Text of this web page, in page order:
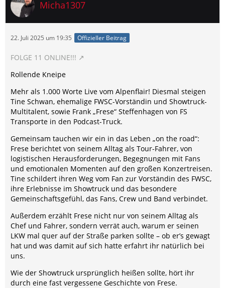
Micha1307
22. Juli 2025 um 19:35 Offizieller Beitrag
FOLGE 11 ONLINE!!!
Rollende Kneipe
Mehr als 1.000 Worte Live vom Alpenflair! Diesmal steigen
Tine Schwan, ehemalige FWSC-Vorständin und Showtruck-
Multitalent, sowie Frank „Frese“ Steffenhagen von FS
Transporte in den Podcast-Truck.
Gemeinsam tauchen wir ein in das Leben „on the road“:
Frese berichtet von seinem Alltag als Tour-Fahrer, von
logistischen Herausforderungen, Begegnungen mit Fans
und emotionalen Momenten auf den großen Konzertreisen.
Tine schildert ihren Weg vom Fan zur Vorständin des FWSC,
ihre Erlebnisse im Showtruck und das besondere
Gemeinschaftsgefühl, das Fans, Crew und Band verbindet.
Außerdem erzählt Frese nicht nur von seinem Alltag als
Chef und Fahrer, sondern verrät auch, warum er seinen
LKW mal quer auf der Straße parken sollte – ob er’s gewagt
hat und was damit auf sich hatte erfahrt ihr natürlich bei
uns.
Wie der Showtruck ursprünglich heißen sollte, hört ihr
durch eine fast vergessene Geschichte von Frese.